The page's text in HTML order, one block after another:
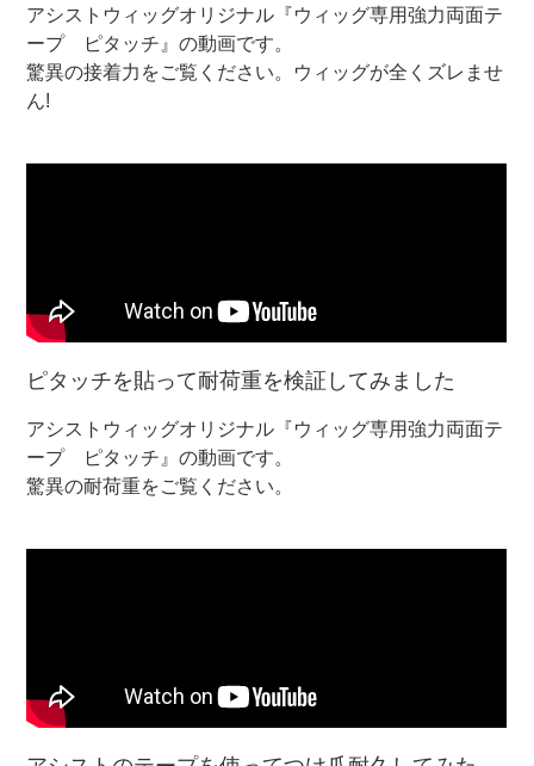
アシストウィッグオリジナル『ウィッグ専用強力両面テ
ープ ピタッチ』の動画です。
驚異の接着力をご覧ください。ウィッグが全くズレませ
ん!
ピタッチを貼って耐荷重を検証してみました
アシストウィッグオリジナル『ウィッグ専用強力両面テ
ープ ピタッチ』の動画です。
驚異の耐荷重をご覧ください。